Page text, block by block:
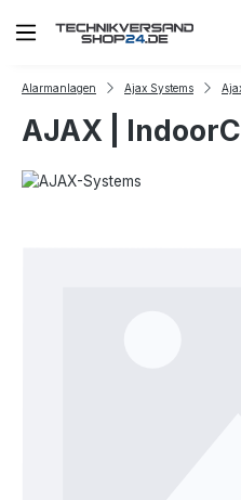
Zum Hauptinhalt springen
Alarmanlagen Ajax Systems
AJAX |